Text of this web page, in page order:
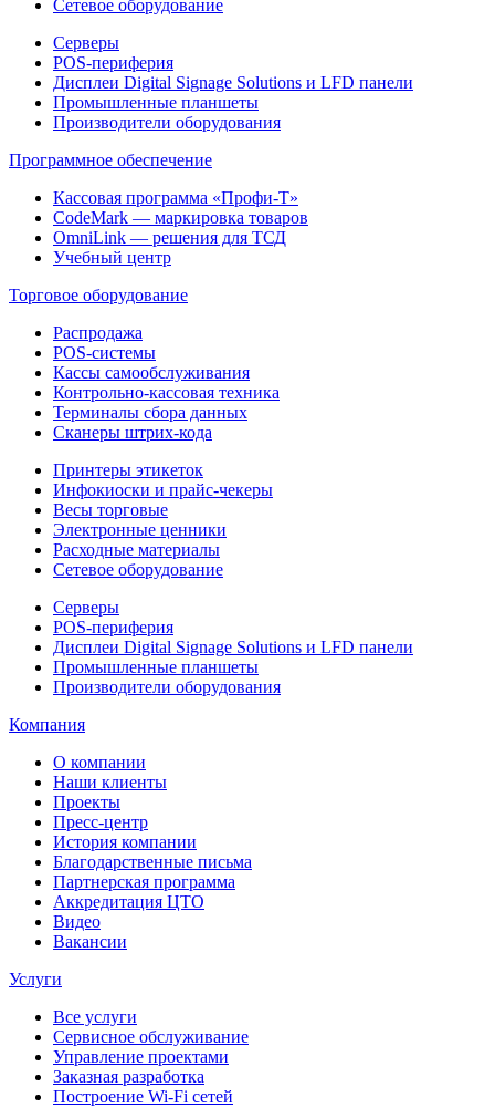
Сетевое оборудование
Серверы
POS-периферия
Дисплеи Digital Signage Solutions и LFD панели
Промышленные планшеты
Производители оборудования
Программное обеспечение
Кассовая программа «Профи-Т»
CodeMark — маркировка товаров
OmniLink — решения для ТСД
Учебный центр
Торговое оборудование
Распродажа
POS-системы
Кассы самообслуживания
Контрольно-кассовая техника
Терминалы сбора данных
Сканеры штрих-кода
Принтеры этикеток
Инфокиоски и прайс-чекеры
Весы торговые
Электронные ценники
Расходные материалы
Сетевое оборудование
Серверы
POS-периферия
Дисплеи Digital Signage Solutions и LFD панели
Промышленные планшеты
Производители оборудования
Компания
О компании
Наши клиенты
Проекты
Пресс-центр
История компании
Благодарственные письма
Партнерская программа
Аккредитация ЦТО
Видео
Вакансии
Услуги
Все услуги
Сервисное обслуживание
Управление проектами
Заказная разработка
Построение Wi-Fi сетей